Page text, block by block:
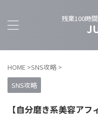
残業100時
HOME >SNS攻略 >
SNS攻略
【自分磨き系美容ア